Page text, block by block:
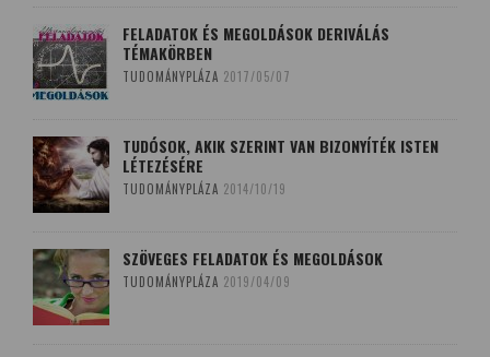
FELADATOK ÉS MEGOLDÁSOK DERIVÁLÁS
TÉMAKÖRBEN
TUDOMÁNYPLÁZA 2017/05/07
TUDÓSOK, AKIK SZERINT VAN BIZONYÍTÉK ISTEN
LÉTEZÉSÉRE
TUDOMÁNYPLÁZA 2014/10/19
SZÖVEGES FELADATOK ÉS MEGOLDÁSOK
TUDOMÁNYPLÁZA 2019/04/09